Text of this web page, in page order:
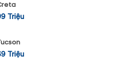
Triệu
Triệu